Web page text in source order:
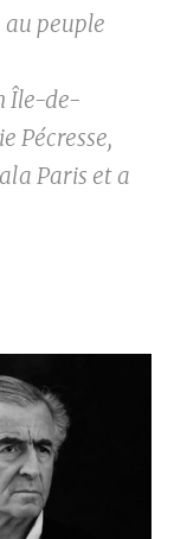
peuple
Île-de-
Pécresse,
Paris et a